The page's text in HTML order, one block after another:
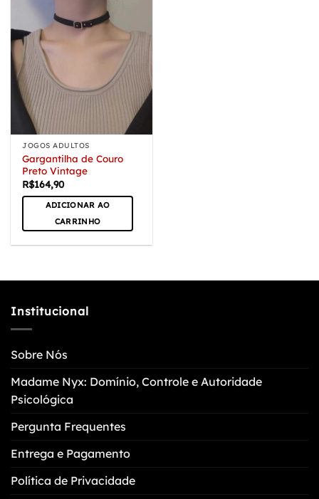
JOGOS ADULTOS
Gargantilha de Couro
Preto Vintage
R$164,90
ADICIONAR AO
CARRINHO
Institucional
Sobre Nós
Madame Nyx: Domínio, Controle e Autoridade
Psicológica
Pergunta Frequentes
Entrega e Pagamento
Política de Privacidade